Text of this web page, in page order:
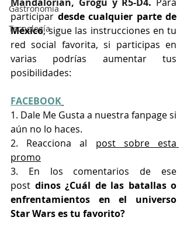
Gastronomía
Tecnología
participar desde cualquier parte de
México, sigue las instrucciones en tu
red social favorita, si participas en
varias podrías aumentar tus
posibilidades:
FACEBOOK
1. Dale Me Gusta a nuestra fanpage si
aún no lo haces.
2. Reacciona al post sobre esta
promo
3. En los comentarios de ese
post dinos ¿Cuál de las batallas o
enfrentamientos en el universo
Star Wars es tu favorito?